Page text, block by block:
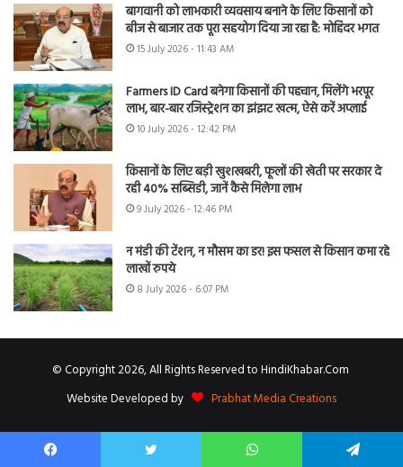
बागवानी को लाभकारी व्यवसाय बनाने के लिए किसानों को
बीज से बाजार तक पूरा सहयोग दिया जा रहा है: मोहिंदर भगत
15 July 2026 - 11:43 AM
Farmers ID Card बनेगा किसानों की पहचान, मिलेंगे भरपूर
लाभ, बार-बार रजिस्ट्रेशन का झंझट खत्म, ऐसे करें अप्लाई
10 July 2026 - 12:42 PM
किसानों के लिए बड़ी खुशखबरी, फूलों की खेती पर सरकार दे
रही 40% सब्सिडी, जानें कैसे मिलेगा लाभ
9 July 2026 - 12:46 PM
न मंडी की टेंशन, न मौसम का डर! इस फसल से किसान कमा रहे
लाखों रुपये
8 July 2026 - 6:07 PM
© Copyright 2026, All Rights Reserved to HindiKhabar.Com
Website Developed by
Prabhat Media Creations